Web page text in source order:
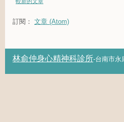
訂閱： 文章 (Atom)
林俞仲身心精神科診所-台南市永